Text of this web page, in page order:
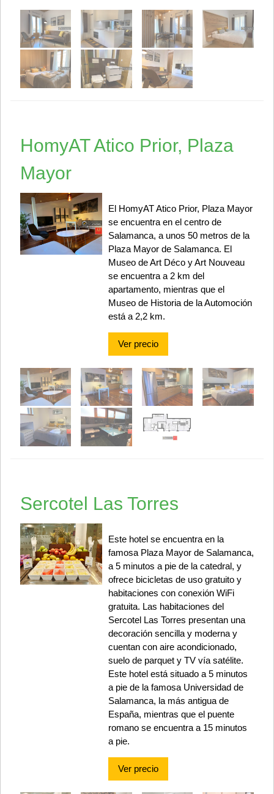
HomyAT Atico Prior, Plaza
Mayor
El HomyAT Atico Prior, Plaza Mayor
se encuentra en el centro de
Salamanca, a unos 50 metros de la
Plaza Mayor de Salamanca. El
Museo de Art Déco y Art Nouveau
se encuentra a 2 km del
apartamento, mientras que el
Museo de Historia de la Automoción
está a 2,2 km.
Ver precio
Sercotel Las Torres
Este hotel se encuentra en la
famosa Plaza Mayor de Salamanca,
a 5 minutos a pie de la catedral, y
ofrece bicicletas de uso gratuito y
habitaciones con conexión WiFi
gratuita. Las habitaciones del
Sercotel Las Torres presentan una
decoración sencilla y moderna y
cuentan con aire acondicionado,
suelo de parquet y TV vía satélite.
Este hotel está situado a 5 minutos
a pie de la famosa Universidad de
Salamanca, la más antigua de
España, mientras que el puente
romano se encuentra a 15 minutos
a pie.
Ver precio